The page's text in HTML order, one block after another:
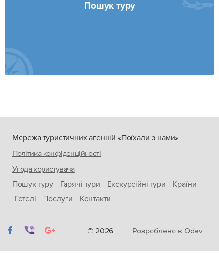
Пошук туру
Мережа туристичних агенцій «Поїхали з нами»
Політика конфіденційності
Угода користувача
Пошук туру
Гарячі тури Екскурсійні тури
Країни
Готелі
Послуги Контакти
© 2026 Розроблено в Odev